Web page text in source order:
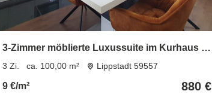
3-Zimmer möblierte Luxussuite im Kurhaus in
Bad Westernkotten
3 Zi. ca. 100,00 m² Lippstadt 59557
9 €/m² 880 €